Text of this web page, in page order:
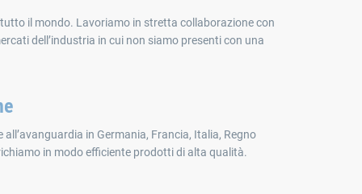
il mondo. Lavoriamo in stretta collaborazione con
dell’industria in cui non siamo presenti con una
in Germania, Francia, Italia, Regno
in modo efficiente prodotti di alta qualità.